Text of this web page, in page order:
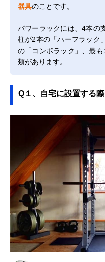
器具のことです。
パワーラックには、4本の
柱が2本の「ハーフラック
の「コンボラック」、最
類があります。
Q１、自宅に設置する